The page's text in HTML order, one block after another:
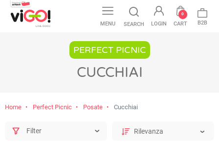
MENU SEARCH LOGIN CART
0
B2B
PERFECT PICNIC
CUCCHIAI
Home Perfect Picnic Posate Cucchiai
Filter